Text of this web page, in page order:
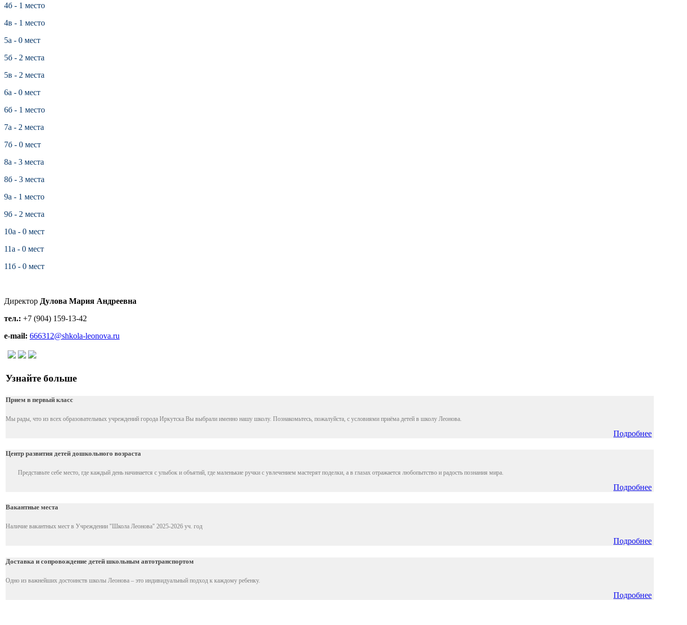
4б - 1 место
4в - 1 место
5а - 0 мест
5б - 2 места
5в - 2 места
6а - 0 мест
6б - 1 место
7а - 2 места
7б - 0 мест
8а - 3 места
8б - 3 места
9а - 1 место
9б - 2 места
10а - 0 мест
11а - 0 мест
11б - 0 мест
Директор Дулова Мария Андреевна
тел.: +7 (904) 159-13-42
e-mail: 666312@shkola-leonova.ru
Узнайте больше
Прием в первый класс
Мы рады, что из всех образовательных учреждений города Иркутска Вы выбрали именно нашу школу. Познакомьтесь, пожалуйста, с условиями приёма детей в школу Леонова.
Подробнее
Центр развития детей дошкольного возраста
Представьте себе место, где каждый день начинается с улыбок и объятий, где маленькие ручки с увлечением мастерят поделки, а в глазах отражается любопытство и радость познания мира.
Подробнее
Вакантные места
Наличие вакантных мест в Учреждении "Школа Леонова" 2025-2026 уч. год
Подробнее
Доставка и сопровождение детей школьным автотранспортом
Одно из важнейших достоинств школы Леонова – это индивидуальный подход к каждому ребенку.
Подробнее